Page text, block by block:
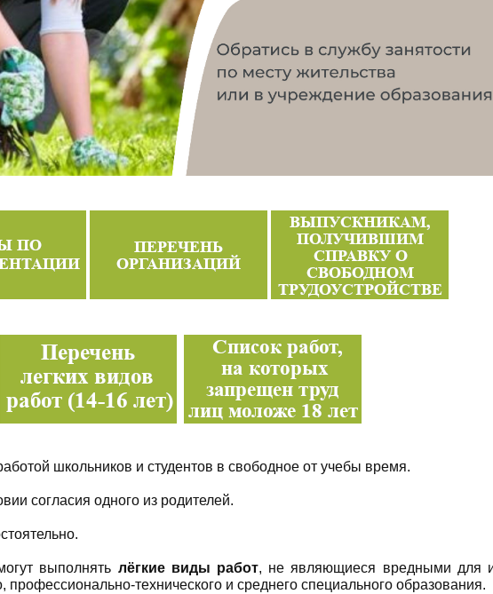
школьников и студентов в свободное от учебы время.
согласия одного из родителей.
выполнять лёгкие виды работ, не являющиеся вредными для
профессионально-технического и среднего специального образования.